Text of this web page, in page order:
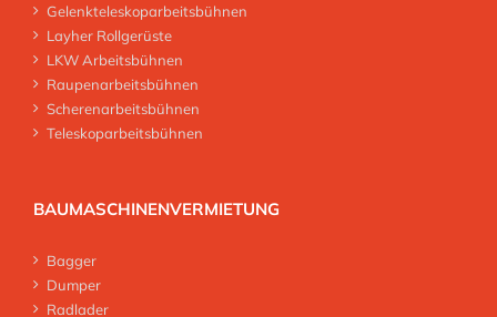
Gelenkteleskoparbeitsbühnen
Layher Rollgerüste
LKW Arbeitsbühnen
Raupenarbeitsbühnen
Scherenarbeitsbühnen
Teleskoparbeitsbühnen
BAUMASCHINENVERMIETUNG
Bagger
Dumper
Radlader